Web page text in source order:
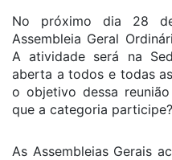
No próximo dia 28
Assembleia Geral
A atividade será na
aberta a todos e todas
o objetivo dessa
que a categoria participe?
As Assembleias Gerais